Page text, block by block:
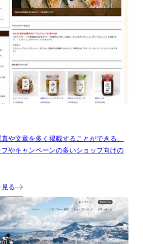
や文章を多く掲載することができる、
やキャンペーンの多いショップ向けの
見る